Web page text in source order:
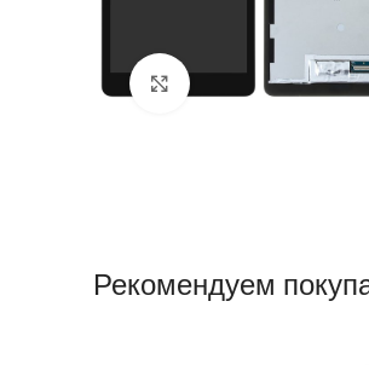
Нажмите, чтобы
Рекомендуем